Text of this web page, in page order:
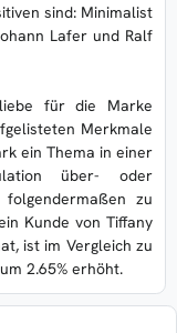
sind: Minimalist
Lafer und Ralf
für die Marke
Merkmale
ein Thema in einer
über- oder
zu
Kunde von Tiffany
ist im Vergleich zu
2.65% erhöht.